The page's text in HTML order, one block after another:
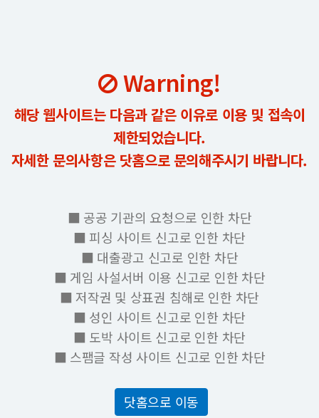
Warning!
해당 웹사이트는 다음과 같은 이유로 이용 및 접속이
제한되었습니다.
자세한 문의사항은 닷홈으로 문의해주시기 바랍니다.
■ 공공 기관의 요청으로 인한 차단
■ 피싱 사이트 신고로 인한 차단
■ 대출광고 신고로 인한 차단
■ 게임 사설서버 이용 신고로 인한 차단
■ 저작권 및 상표권 침해로 인한 차단
■ 성인 사이트 신고로 인한 차단
■ 도박 사이트 신고로 인한 차단
■ 스팸글 작성 사이트 신고로 인한 차단
닷홈으로 이동